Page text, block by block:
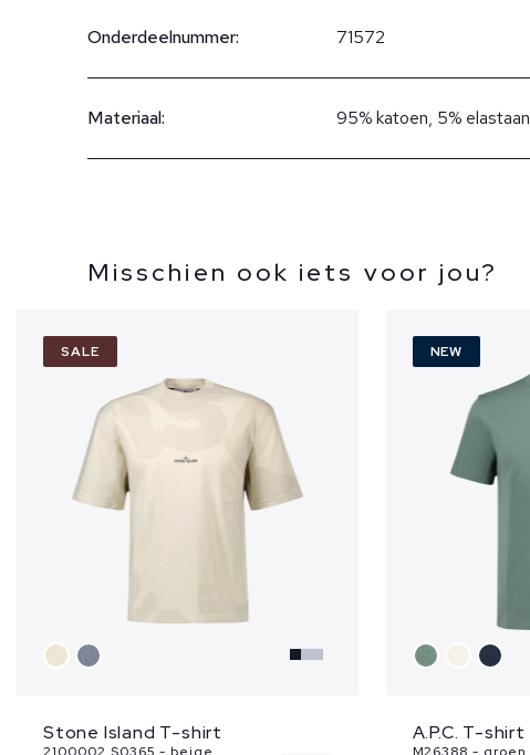
Onderdeelnummer: 71572
Materiaal: 95% katoen, 5% elastaan
Misschien ook iets voor jou?
SALE
Stone Island T-shirt
NEW
A.P.C. T-shirt